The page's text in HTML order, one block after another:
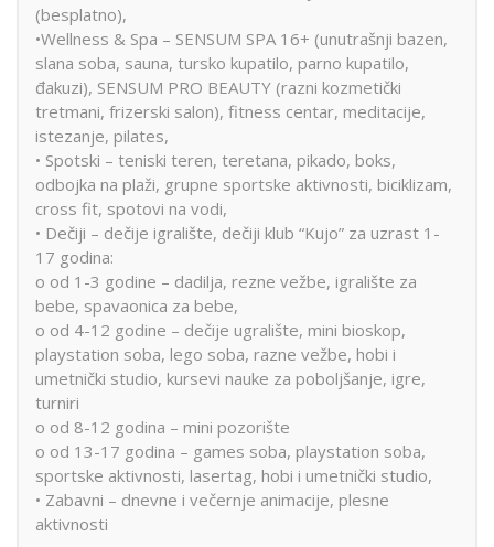
(besplatno),
•Wellness & Spa – SENSUM SPA 16+ (unutrašnji bazen,
slana soba, sauna, tursko kupatilo, parno kupatilo,
đakuzi), SENSUM PRO BEAUTY (razni kozmetički
tretmani, frizerski salon), fitness centar, meditacije,
istezanje, pilates,
• Spotski – teniski teren, teretana, pikado, boks,
odbojka na plaži, grupne sportske aktivnosti, biciklizam,
cross fit, spotovi na vodi,
• Dečiji – dečije igralište, dečiji klub “Kujo” za uzrast 1-
17 godina:
o od 1-3 godine – dadilja, rezne vežbe, igralište za
bebe, spavaonica za bebe,
o od 4-12 godine – dečije ugralište, mini bioskop,
playstation soba, lego soba, razne vežbe, hobi i
umetnički studio, kursevi nauke za poboljšanje, igre,
turniri
o od 8-12 godina – mini pozorište
o od 13-17 godina – games soba, playstation soba,
sportske aktivnosti, lasertag, hobi i umetnički studio,
• Zabavni – dnevne i večernje animacije, plesne
aktivnosti